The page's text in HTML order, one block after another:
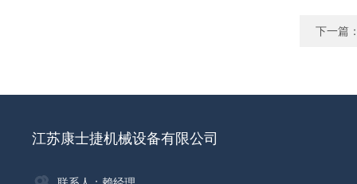
下一篇
江苏康士捷机械设备有限公司